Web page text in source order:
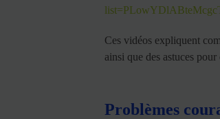
Ces vidéos expliquent
ainsi que des astuces
Problèmes